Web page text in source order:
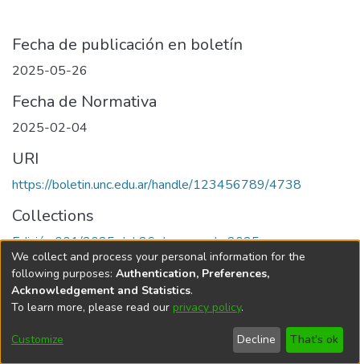
Fecha de publicación en boletín
2025-05-26
Fecha de Normativa
2025-02-04
URI
https://boletin.unc.edu.ar/handle/123456789/4738
Collections
Edición 001/2025 del 26 de mayo de 2025
Universidad Nacional de Córdoba
We collect and process your personal information for the
following purposes: Authentication, Preferences,
Acknowledgement and Statistics.
To learn more, please read our privacy policy.
Customize Decline That's ok